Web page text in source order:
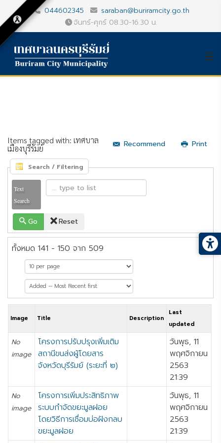
044602345
saraban@buriramcity.go.th
จันทร์-ศุกร์ 08.30-16.30 น.
Recommend Print
Items tagged with: เทศบาล
เมืองบุรีรัมย์
Search / Filtering
Text
Search
Go Reset
ทั้งหมด 141 - 150 จาก 509
Image Title Description
Last
updated
No
image
โครงการปรับปรุงเพิ่มเติม
สถานีขนส่งผู้โดยสาร
จังหวัดบุรีรัมย์ (ระยะที่ ๒)
วันพุธ, 11
พฤศจิกายน
2563
21:39
No
image
โครงการเพิ่มประสิทธิภาพ
ระบบกำจัดขยะมูลฝอย
โดยวิธีการเชื่อมบ่อฝังกลบ
ขยะมูลฝอย
วันพุธ, 11
พฤศจิกายน
2563
21:39